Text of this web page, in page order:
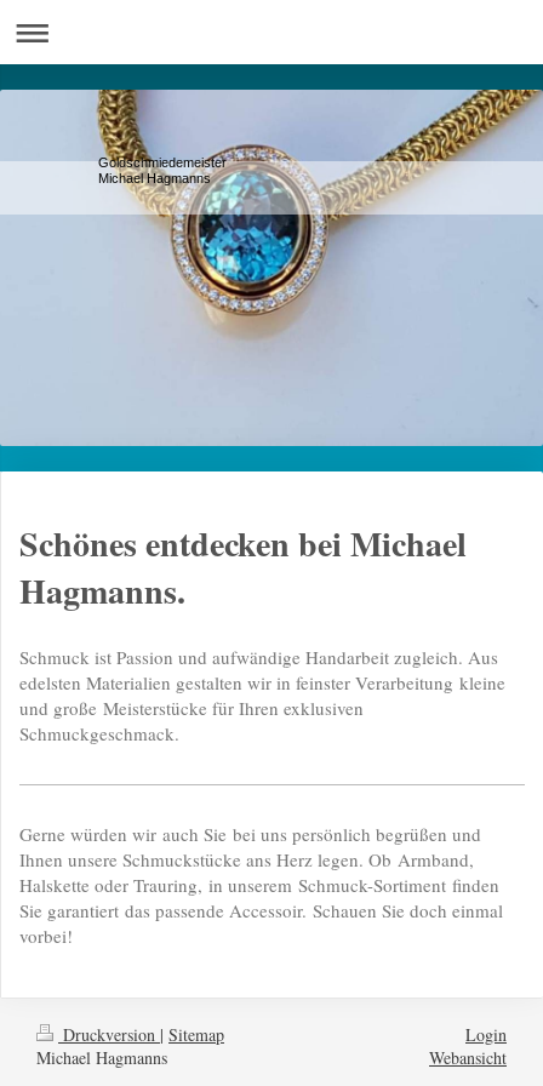
Goldschmiedemeister
Michael Hagmanns
Schönes entdecken bei Michael
Hagmanns.
Schmuck ist Passion und aufwändige Handarbeit zugleich. Aus
edelsten Materialien gestalten wir in feinster Verarbeitung kleine
und große Meisterstücke für Ihren exklusiven
Schmuckgeschmack.
Gerne würden wir auch Sie bei uns persönlich begrüßen und
Ihnen unsere Schmuckstücke ans Herz legen. Ob Armband,
Halskette oder Trauring, in unserem Schmuck-Sortiment finden
Sie garantiert das passende Accessoir. Schauen Sie doch einmal
vorbei!
Druckversion | Sitemap
Michael Hagmanns
Login
Webansicht